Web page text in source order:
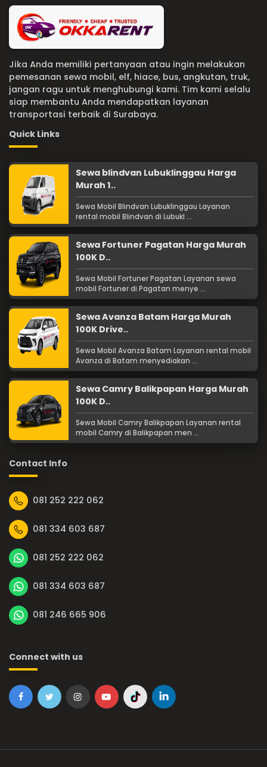
Jika Anda memiliki pertanyaan atau ingin melakukan
pemesanan sewa mobil, elf, hiace, bus, angkutan, truk,
jangan ragu untuk menghubungi kami. Tim kami selalu
siap membantu Anda mendapatkan layanan
transportasi terbaik di Surabaya.
Quick Links
Sewa blindvan Lubuklinggau Harga
Murah 1..
Sewa Mobil Blindvan Lubuklinggau Layanan
rental mobil Blindvan di Lubukl ...
Sewa Fortuner Pagatan Harga Murah
100K D..
Sewa Mobil Fortuner Pagatan Layanan sewa
mobil Fortuner di Pagatan menye ...
Sewa Avanza Batam Harga Murah
100K Drive..
Sewa Mobil Avanza Batam Layanan rental mobil
Avanza di Batam menyediakan ...
Sewa Camry Balikpapan Harga Murah
100K D..
Sewa Mobil Camry Balikpapan Layanan rental
mobil Camry di Balikpapan men ...
Contact Info
081 252 222 062
081 334 603 687
081 252 222 062
081 334 603 687
081 246 665 906
Connect with us